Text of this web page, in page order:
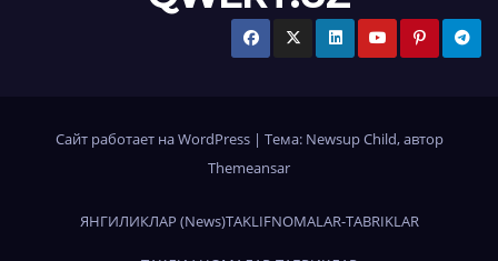
Сайт работает на WordPress | Тема: Newsup Child, автор
Themeansar
ЯНГИЛИКЛАР (News)TAKLIFNOMALAR-TABRIKLAR